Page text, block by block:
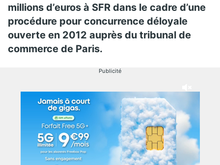
millions d’euros à SFR dans le cadre d’une
procédure pour concurrence déloyale
ouverte en 2012 auprès du tribunal de
commerce de Paris.
Publicité